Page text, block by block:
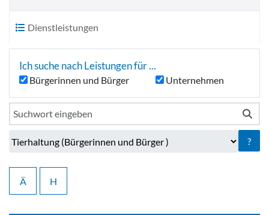
Dienstleistungen
Ich suche nach Leistungen für ...
Bürgerinnen und Bürger Unternehmen
?
Ä H